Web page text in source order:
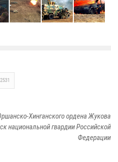
2531
Хинганского ордена Жукова
национальной гвардии Российской
Федерации